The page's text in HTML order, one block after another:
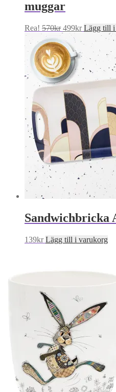
muggar
Rea! 570kr Det
ursprungliga
priset
var:
570kr.
499krDet
nuvarande
priset
är:
499kr.
Lägg till
Sandwichbricka
139kr Lägg till i varukorg